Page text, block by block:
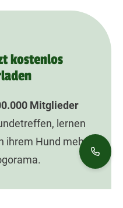
kostenlos
Mitglieder
lernen
ihrem Hund mehr